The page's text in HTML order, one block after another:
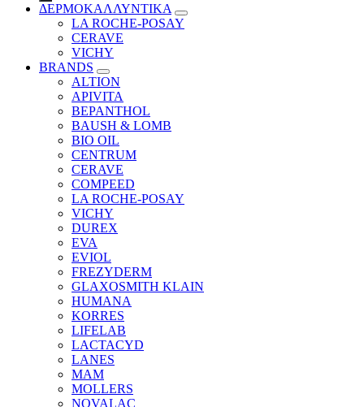
ΔΕΡΜΟΚΑΛΛΥΝΤΙΚΑ
LA ROCHE-POSAY
CERAVE
VICHY
BRANDS
ALTION
APIVITA
BEPANTHOL
BAUSH & LOMB
BIO OIL
CENTRUM
CERAVE
COMPEED
LA ROCHE-POSAY
VICHY
DUREX
EVA
EVIOL
FREZYDERM
GLAXOSMITH KLAIN
HUMANA
KORRES
LIFELAB
LACTACYD
LANES
MAM
MOLLERS
NOVALAC